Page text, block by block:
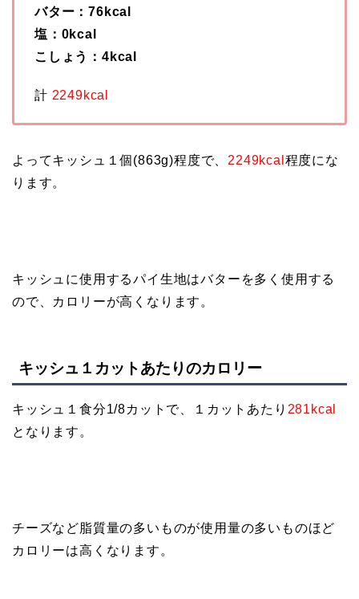
バター：76kcal
塩：0kcal
こしょう：4kcal
計 2249kcal
よってキッシュ１個(863g)程度で、 2249kcal 程度にな
ります。
キッシュに使用するパイ生地はバターを多く使用する
ので、カロリーが高くなります。
キッシュ１カットあたりのカロリー
キッシュ１食分1/8カットで、１カットあたり 281kcal
となります。
チーズなど脂質量の多いものが使用量の多いものほど
カロリーは高くなります。